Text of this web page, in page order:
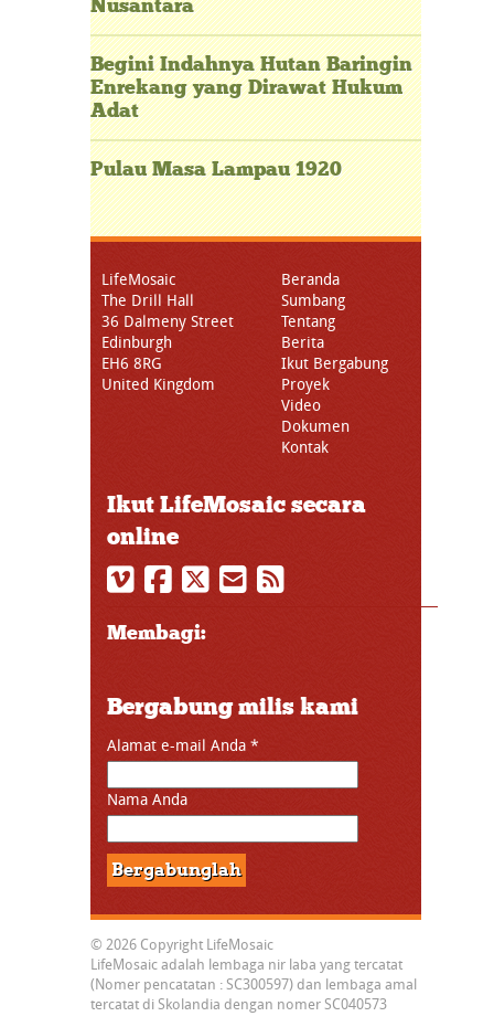
Nusantara
Begini Indahnya Hutan Baringin
Enrekang yang Dirawat Hukum
Adat
Pulau Masa Lampau 1920
LifeMosaic
The Drill Hall
36 Dalmeny Street
Edinburgh
EH6 8RG
United Kingdom
Beranda
Sumbang
Tentang
Berita
Ikut Bergabung
Proyek
Video
Dokumen
Kontak
Ikut LifeMosaic secara
online
Membagi:
Bergabung milis kami
Alamat e-mail Anda *
Nama Anda
© 2026 Copyright LifeMosaic
LifeMosaic adalah lembaga nir laba yang tercatat
(Nomer pencatatan : SC300597) dan lembaga amal
tercatat di Skolandia dengan nomer SC040573